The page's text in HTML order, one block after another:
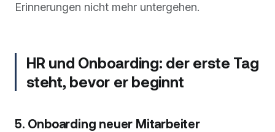
Erinnerungen nicht mehr untergehen.
HR und Onboarding: der erste Tag
steht, bevor er beginnt
5. Onboarding neuer Mitarbeiter